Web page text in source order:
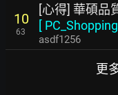
10
63
[心得] 華碩品
[ PC_Shopping
asdf1256
更